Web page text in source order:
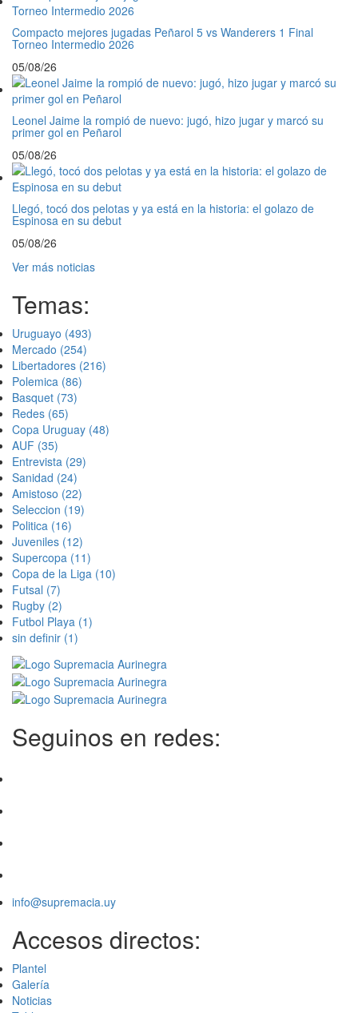
Compacto mejores jugadas Peñarol 5 vs Wanderers 1 Final
Torneo Intermedio 2026
05/08/26
Leonel Jaime la rompió de nuevo: jugó, hizo jugar y marcó su
primer gol en Peñarol
05/08/26
Llegó, tocó dos pelotas y ya está en la historia: el golazo de
Espinosa en su debut
05/08/26
Ver más noticias
Temas:
Uruguayo (493)
Mercado (254)
Libertadores (216)
Polemica (86)
Basquet (73)
Redes (65)
Copa Uruguay (48)
AUF (35)
Entrevista (29)
Sanidad (24)
Amistoso (22)
Seleccion (19)
Politica (16)
Juveniles (12)
Supercopa (11)
Copa de la Liga (10)
Futsal (7)
Rugby (2)
Futbol Playa (1)
sin definir (1)
Seguinos en redes:
info@supremacia.uy
Accesos directos:
Plantel
Galería
Noticias